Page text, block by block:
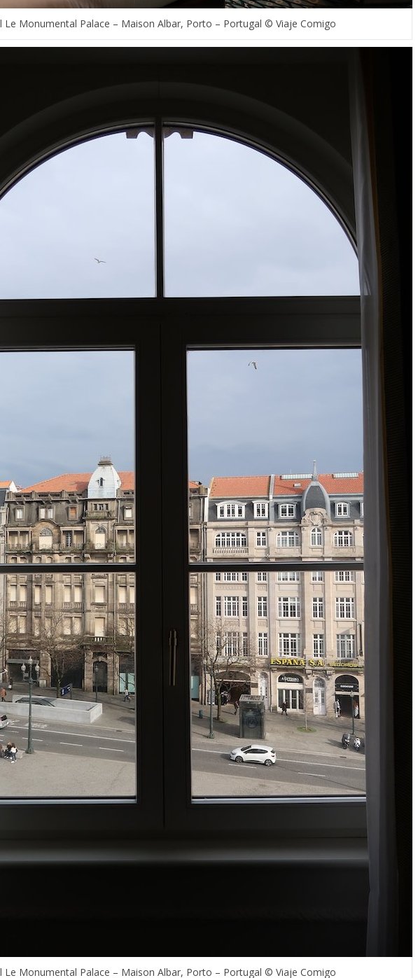
Le Monumental Palace – Maison Albar, Porto – Portugal © Viaje Comigo
Le Monumental Palace – Maison Albar, Porto – Portugal © Viaje Comigo